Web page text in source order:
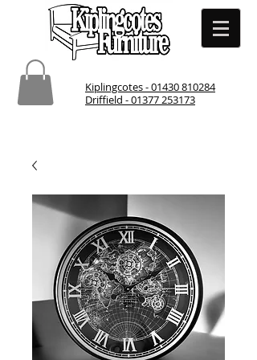
Kiplingcotes - 01430 810284
Driffield - 01377 253173